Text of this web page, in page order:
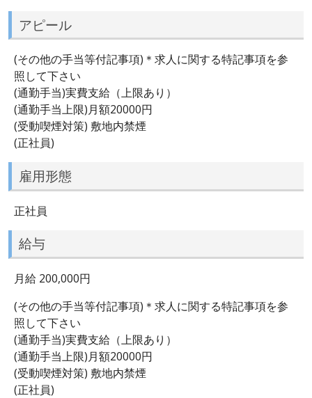
アピール
(その他の手当等付記事項)＊求人に関する特記事項を参
照して下さい
(通勤手当)実費支給（上限あり）
(通勤手当上限)月額20000円
(受動喫煙対策) 敷地内禁煙
(正社員)
雇用形態
正社員
給与
月給 200,000円
(その他の手当等付記事項)＊求人に関する特記事項を参
照して下さい
(通勤手当)実費支給（上限あり）
(通勤手当上限)月額20000円
(受動喫煙対策) 敷地内禁煙
(正社員)